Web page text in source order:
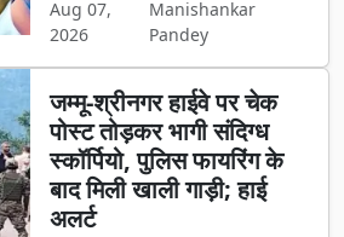
Aug 07,
2026
Manishankar
Pandey
जम्मू-श्रीनगर हाईवे पर चेक
पोस्ट तोड़कर भागी संदिग्ध
स्कॉर्पियो, पुलिस फायरिंग के
बाद मिली खाली गाड़ी; हाई
अलर्ट